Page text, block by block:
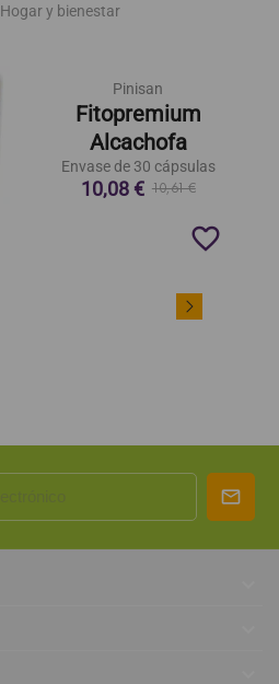
Hogar y bienestar
Pinisan
Fitopremium
Alcachofa
Envase de 30 cápsulas
10,08 € 10,61 €
favorite_border